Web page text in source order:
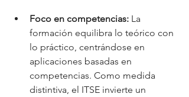
Foco en competencias: La
formación equilibra lo teórico con
lo práctico, centrándose en
aplicaciones basadas en
competencias. Como medida
distintiva, el ITSE invierte un